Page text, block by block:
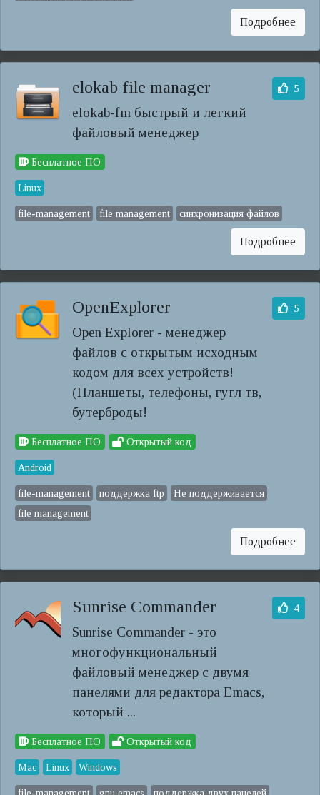
Подробнее
elokab file manager
elokab-fm быстрый и легкий
файловый менеджер
5
Бесплатное ПО
Linux
file-management file management синхронизация файлов
Подробнее
OpenExplorer
Open Explorer - менеджер
файлов с открытым исходным
кодом для всех устройств!
(Планшеты, телефоны, гугл тв,
бутерброды!
5
Бесплатное ПО Открытый код
Android
file-management поддержка ftp
Не поддерживается
file management
Подробнее
Sunrise Commander
Sunrise Commander - это
многофункциональный
файловый менеджер с двумя
панелями для редактора Emacs,
который ...
4
Бесплатное ПО Открытый код
Mac Linux Windows